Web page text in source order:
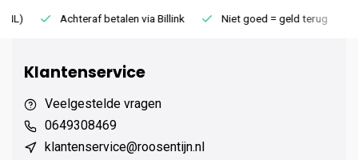
Achteraf betalen via Billink Niet goed = geld terug
Klantenservice
Veelgestelde vragen
0649308469
klantenservice@roosentijn.nl